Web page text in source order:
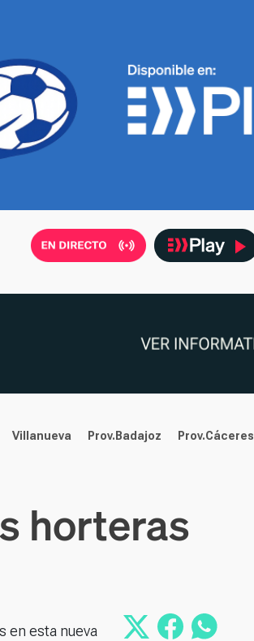
Villanueva Prov.Badajoz Prov.Cáceres
horteras
en esta nueva